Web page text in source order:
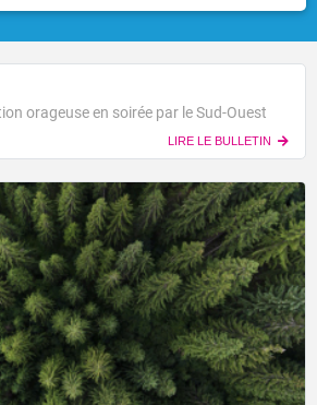
orageuse en soirée par le Sud-Ouest
LIRE LE BULLETIN